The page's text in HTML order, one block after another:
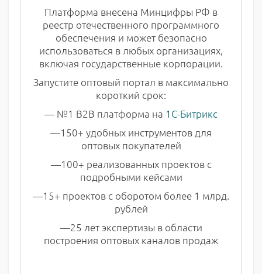
Платформа внесена Минцифры РФ в
реестр отечественного программного
обеспечения и может безопасно
использоваться в любых организациях,
включая государственные корпорации.
Запустите оптовый портал в максимально
короткий срок:
— №1 B2B платформа на 1С-Битрикс
—150+ удобных инструментов для
оптовых покупателей
—100+ реализованных проектов с
подробными кейсами
—15+ проектов с оборотом более 1 млрд.
рублей
—25 летэкспертизы в области
построения оптовых каналов продаж